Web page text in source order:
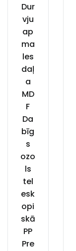
Dur
vju
ap
ma
les
daļ
a
MD
F
Da
bīg
s
ozo
ls
tel
esk
opi
skā
PP
Pre